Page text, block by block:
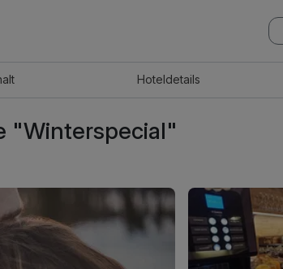
Hoteldetails
"Winterspecial"